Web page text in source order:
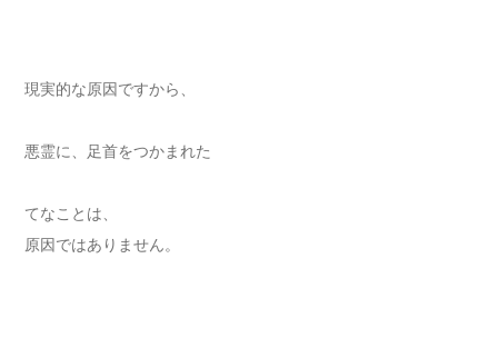
現実的な原因ですから、
悪霊に、足首をつかまれた
てなことは、
原因ではありません。